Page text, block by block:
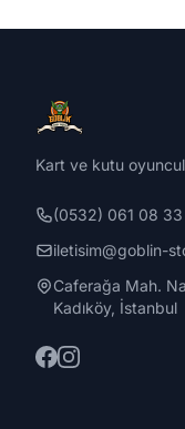
Kart ve kutu
(0532) 061 08 33
iletisim@goblin-
Caferağa Mah.
Kadıköy, İstanbul